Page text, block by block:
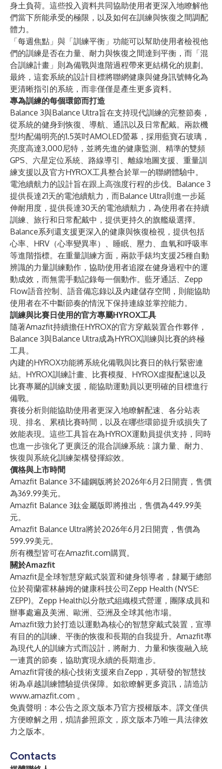
身土負荷。這些投入資料共同協助使用者更深入地瞭解他
們當下所能承受的極限，以及如何在訓練與恢復之間調配
體力。
「每週焦點」與「訓練平衡」功能可以幫助使用者檢視他
們的訓練是否在力量、耐力與恢復之間達到平衡，而「混
合訓練計畫」則為備戰與進階過程帶來更結構化的規劃。
最終，這套系統的設計目標將聯網健康與健身訊號轉化為
更清晰指引的系統，而非僅僅是產生更多資料。
專為訓練的每個環節而打造
Balance 3與Balance Ultra旨在支持現代訓練的完整節奏，
從系統的健身到恢復、導航、通訊以及日常配戴。兩款機
型均配備明亮的1.5英吋AMOLED螢幕，採用藍寶石玻璃，
亮度高達3,000尼特，並將先進的健康監測、精準的雙頻
GPS、六星定位系統、路線導引、離線地圖支援、重量訓
練支援以及官方HYROX工具整合於單一的聯網體驗中。
電池續航力的設計旨在跟上高強度行程的步伐。Balance 3
提供長達21天的電池續航力，而Balance Ultra則進一步延
伸耐用度，提供長達30天的電池續航力，為使用者在持續
訓練、旅行和日常配戴中，提供更持久的旗艦級選擇。
Balance系列還支援更深入的健康與恢復檢視，提供包括
心率、HRV（心率變異率）、睡眠、壓力、血氧和呼吸率
等進階指標。在重量訓練方面，兩款手錶均支援25種自動
辨識的力量訓練動作，協助使用者追蹤在健身過程中的運
動成效，而無需手動記錄每一個動作。藍牙通話、Zepp
Flow語音控制、語音備忘錄以及內建儲存空間，則能協助
使用者在不中斷節奏的情況下保持連線並掌控能力。
訓練與比賽日使用的官方專屬HYROX工具
隨著Amazfit持續擔任HYROX的官方穿戴裝置合作夥伴，
Balance 3與Balance Ultra成為HYROX訓練與比賽的終極
工具。
內建的HYROX功能將系統化備戰與比賽日的執行緊密連
結。HYROX訓練計畫、比賽模擬、HYROX虛擬配速以及
比賽專屬的訓練支援，能協助運動員以更明確的目標進行
備戰。
賽後分析則能協助使用者更深入地瞭解配速、各分站表
現、排名、累積比賽時間，以及在哪些環節提升或損失了
效能表現。這些工具旨在為HYROX運動員提供支持，同時
也進一步強化了更廣泛的混合訓練系統：讓力量、耐力、
恢復與系統化訓練架構發揮綜效。
價格與上市時間
Amazfit Balance 3不鏽鋼版將於2026年6月2日開賣，售價
為369.99美元。
Amazfit Balance 3鈦金屬版即將推出，售價為449.99美
元。
Amazfit Balance Ultra將於2026年6月2日開賣，售價為
599.99美元。
所有機型皆可在Amazfit.com購買。
關於Amazfit
Amazfit是全球智慧穿戴式裝置和健身領導者，隸屬于總部
位於荷蘭霍林赫姆的健康科技公司Zepp Health (NYSE:
ZEPP)。Zepp Health以分散式組織模式營運，團隊成員和
辦事處遍及美洲、歐洲、亞洲及全球其他市場。
Amazfit致力於打造以運動為核心的智慧穿戴式裝置，宣導
有目的的訓練、平衡的恢復和長期的自我提升。Amazfit專
為現代人的訓練方式而設計，將耐力、力量和恢復融入統
一連貫的節奏，協助實現永續的長期進步。
Amazfit背後的核心技術支援來自Zepp，其研發的智慧技
術為卓越訓練體驗提供保障。如欲瞭解更多資訊，請造訪
www.amazfit.com 。
免責聲明：本公告之原文版本乃官方授權版本。譯文僅供
方便瞭解之用，煩請參照原文，原文版本乃唯一具法律效
力之版本。
Contacts